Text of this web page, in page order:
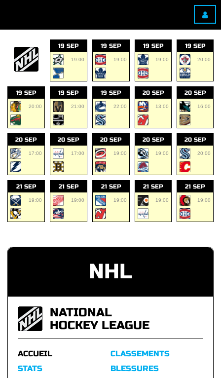
19 SEP
19:00
19 SEP
19:00
19 SEP
19:00
19 SEP
20:00
19 SEP
20:00
19 SEP
21:00
19 SEP
22:00
20 SEP
13:00
20 SEP
16:00
20 SEP
17:00
20 SEP
17:00
20 SEP
19:00
20 SEP
19:00
20 SEP
20:00
21 SEP
19:00
21 SEP
19:00
21 SEP
19:00
21 SEP
19:00
21 SEP
19:00
NHL
NATIONAL
HOCKEY LEAGUE
ACCUEIL
STATS
CLASSEMENTS
BLESSURES